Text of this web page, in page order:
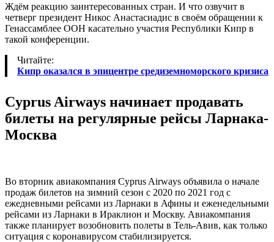
Ждём реакцию заинтересованных стран. И что озвучит в
четверг президент Никос Анастасиадис в своём обращении к
Генассамблее ООН касательно участия Республики Кипр в
такой конференции.
Читайте:
Кипр оказался в эпицентре средиземноморского кризиса
Cyprus Airways начинает продавать
билеты на регулярные рейсы Ларнака-
Москва
Во вторник авиакомпания Cyprus Airways объявила о начале
продаж билетов на зимний сезон с 2020 по 2021 год с
ежедневными рейсами из Ларнаки в Афины и еженедельными
рейсами из Ларнаки в Ираклион и Москву. Авиакомпания
также планирует возобновить полеты в Тель-Авив, как только
ситуация с коронавирусом стабилизируется.